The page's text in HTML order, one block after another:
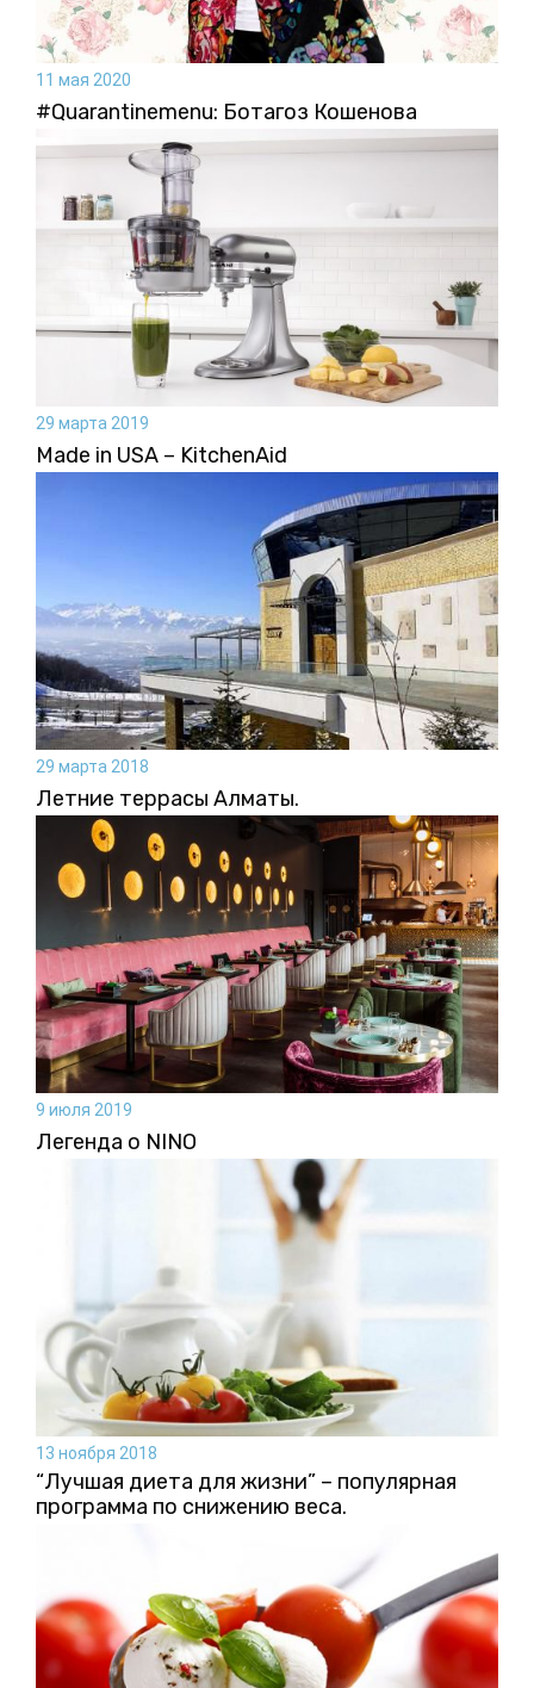
11 мая 2020
#Quarantinemenu: Ботагоз Кошенова
29 марта 2019
Made in USA – KitchenAid
29 марта 2018
Летние террасы Алматы.
9 июля 2019
Легенда о NINO
13 ноября 2018
“Лучшая диета для жизни” – популярная
программа по снижению веса.